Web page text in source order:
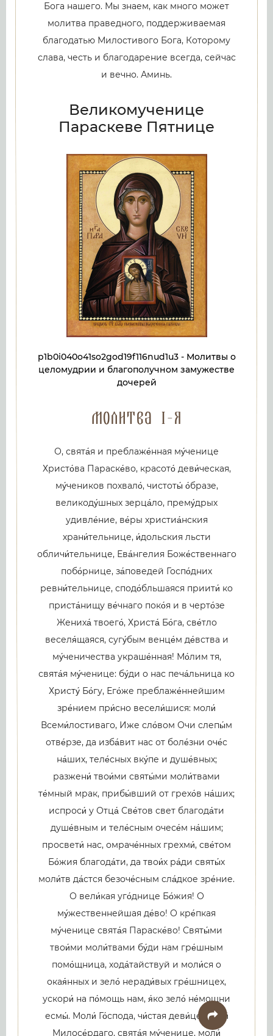
Бога нашего. Мы знаем, как много может
молитва праведного, поддерживаемая
благодатью Милостивого Бога, Которому
слава, честь и благодарение всегда, сейчас
и вечно. Аминь.
Великомученице
Параскеве Пятнице
p1b0i040o41so2god19f116nud1u3 - Молитвы о
целомудрии и благополучном замужестве
дочерей
Молитва 1-я
О, свята́я и преблаже́нная му́ченице
Христо́ва Параске́во, красото́ деви́ческая,
му́чеников похвало́, чистоты́ о́бразе,
великоду́шных зерца́ло, прему́дрых
удивле́ние, ве́ры христиа́нския
храни́тельнице, и́дольския льсти
обличи́тельнице, Ева́нгелия Боже́ственнаго
побо́рнице, за́поведей Госпо́дних
ревни́тельнице, сподо́бльшаяся приити́ ко
приста́нищу ве́чнаго поко́я и в черто́зе
Жениха́ твоего́, Христа́ Бо́га, све́тло
веселя́щаяся, сугу́бым венце́м де́вства и
му́ченичества украше́нная! Мо́лим тя,
свята́я му́ченице: бу́ди о нас печа́льница ко
Христу́ Бо́гу, Его́же преблаже́ннейшим
зре́нием при́сно весели́шися: моли́
Всеми́лостиваго, Иже сло́вом Очи слепы́м
отве́рзе, да изба́вит нас от боле́зни оче́с
на́ших, теле́сных вку́пе и душе́вных;
разжени́ твои́ми святы́ми моли́твами
те́мный мрак, прибы́вший от грехо́в на́ших;
испроси́ у Отца́ Све́тов свет благода́ти
душе́вным и теле́сным очесе́м на́шим;
просвети́ нас, омраче́нных грехми́, све́том
Бо́жия благода́ти, да твои́х ра́ди святы́х
моли́тв да́стся безоче́сным сла́дкое зре́ние.
О вели́кая уго́днице Бо́жия! О
му́жественнейшая де́во! О кре́пкая
му́ченице свята́я Параске́во! Святы́ми
твои́ми моли́твами бу́ди нам гре́шным
помо́щница, хода́тайствуй и моли́ся о
окая́нных и зело́ неради́вых гре́шницех,
ускори́ на по́мощь нам, я́ко зело́ не́мощни
есмы́. Моли́ Го́спода, чи́стая деви́це, моли́
Милосе́рдаго, свята́я му́ченице, моли́